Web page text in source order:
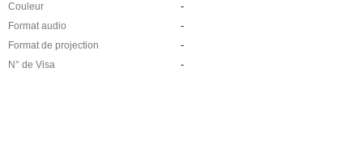
Couleur
-
Format audio
-
Format de projection
-
N° de Visa
-